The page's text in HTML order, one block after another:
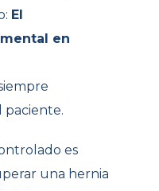
El
en
paciente.